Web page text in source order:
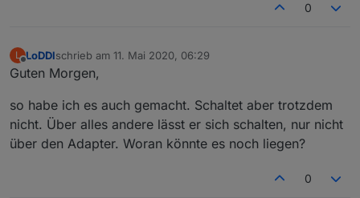
0
L
Offline
LoDDlschrieb am 11. Mai 2020, 06:29
zuletzt editiert von
Guten Morgen,
so habe ich es auch gemacht. Schaltet aber trotzdem
nicht. Über alles andere lässt er sich schalten, nur nicht
über den Adapter. Woran könnte es noch liegen?
0